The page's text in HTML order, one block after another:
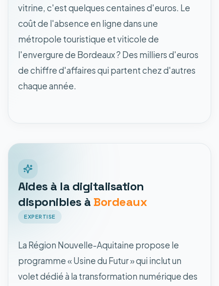
vitrine, c'est quelques centaines d'euros. Le
coût de l'absence en ligne dans une
métropole touristique et viticole de
l'envergure de Bordeaux ? Des milliers d'euros
de chiffre d'affaires qui partent chez d'autres
chaque année.
Aides à la digitalisation
disponibles à Bordeaux
EXPERTISE
La Région Nouvelle-Aquitaine propose le
programme « Usine du Futur » qui inclut un
volet dédié à la transformation numérique des